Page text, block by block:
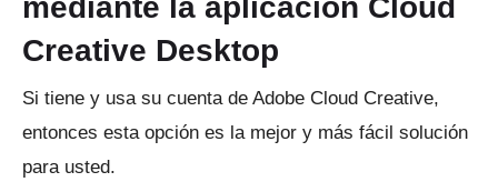
mediante la aplicación Cloud
Creative Desktop
Si tiene y usa su cuenta de Adobe Cloud Creative,
entonces esta opción es la mejor y más fácil solución
para usted.